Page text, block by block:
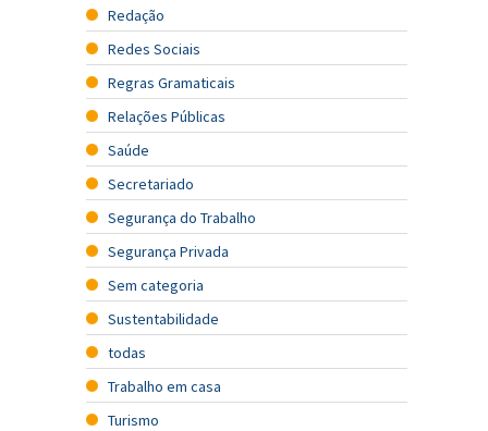
Redação
Redes Sociais
Regras Gramaticais
Relações Públicas
Saúde
Secretariado
Segurança do Trabalho
Segurança Privada
Sem categoria
Sustentabilidade
todas
Trabalho em casa
Turismo